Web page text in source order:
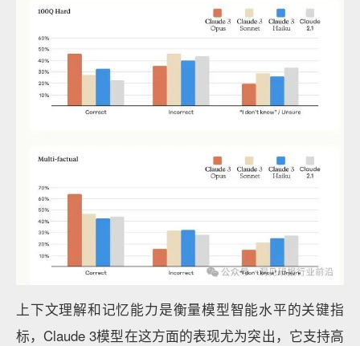
上下文理解和记忆能力是衡量模型智能水平的关键指
标，Claude 3模型在这方面的表现尤为突出，它支持高